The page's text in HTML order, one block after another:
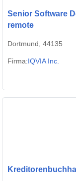
Senior Software
remote
Dortmund, 44135
Firma:IQVIA Inc.